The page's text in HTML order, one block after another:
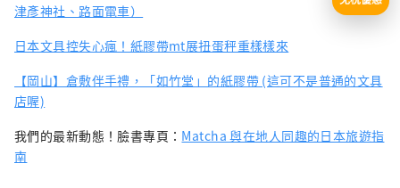
津彥神社、路面電車）
日本文具控失心瘋！紙膠帶mt展扭蛋秤重樣樣來
【岡山】倉敷伴手禮，「如竹堂」的紙膠帶 (這可不是普通的文具
店喔)
我們的最新動態！臉書專頁： Matcha 與在地人同趣的日本旅遊指
南